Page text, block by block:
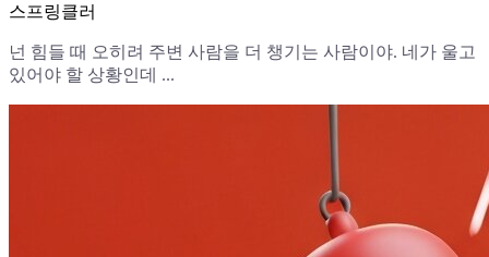
스프링클러
넌 힘들 때 오히려 주변 사람을 더 챙기는 사람이야. 네가 울고
있어야 할 상황인데 ...